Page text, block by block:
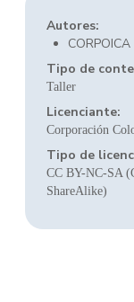
Autores:
CORPOICA
Tipo de
Taller
Licenciante:
Corporación
Tipo de
CC BY-NC-SA
ShareAlike)